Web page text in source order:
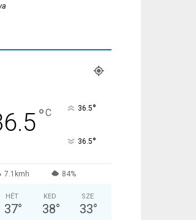
°C 36.5°
36.5°
7.1kmh 84%
HÉT
37°
KED
38°
SZE
33°